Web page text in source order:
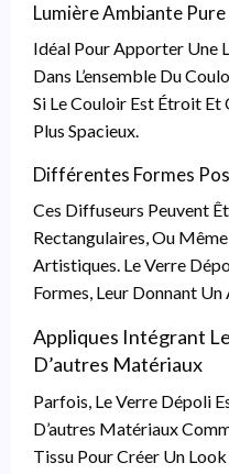
Lumière Ambiante Pure
Idéal Pour Apporter Une
Dans L’ensemble Du
Si Le Couloir Est Étroit Et
Plus Spacieux.
Différentes Formes
Ces Diffuseurs Peuvent
Rectangulaires, Ou
Artistiques. Le Verre
Formes, Leur Donnant
Appliques Intégrant
D’autres Matériaux
Parfois, Le Verre Dépoli
D’autres Matériaux
Tissu Pour Créer Un